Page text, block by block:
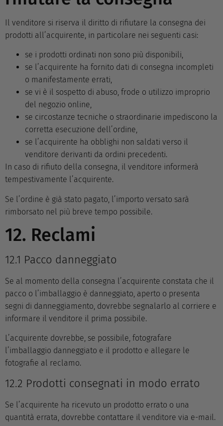
Il venditore si riserva il diritto di rifiutare la consegna dei
prodotti all’acquirente, in particolare nei seguenti casi:
se i prodotti ordinati non sono più disponibili,
se l’acquirente ha fornito dati di consegna incompleti
o manifestamente errati,
se vi è il sospetto di abuso, frode o utilizzo improprio
del negozio online,
se circostanze tecniche o straordinarie impediscono la
corretta esecuzione dell’ordine,
se l’acquirente ha obblighi non saldati verso il
venditore derivanti da ordini precedenti.
In caso di rifiuto della consegna, il venditore informerà
tempestivamente l’acquirente.
Se l’ordine è già stato pagato, l’importo versato sarà
rimborsato nel più breve tempo possibile.
12. Reclami
12.1 Pacco danneggiato
Se al momento della consegna l’acquirente constata che il
pacco o l’imballaggio è danneggiato, aperto o presenta
segni di danneggiamento, dovrebbe segnalarlo al corriere e
informare il venditore il prima possibile.
L’acquirente dovrebbe, se possibile, fotografare
l’imballaggio danneggiato e il prodotto e allegare le
fotografie al reclamo.
12.2 Prodotti consegnati in modo errato
Se l’acquirente ha ricevuto un prodotto errato o una
quantità errata, dovrebbe contattare il venditore via e-mail.